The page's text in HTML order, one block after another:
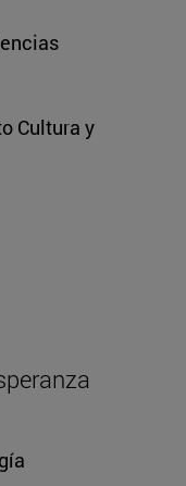
Cultura y